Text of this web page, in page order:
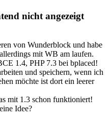
nicht angezeigt
von Wunderblock und habe
mit WB am laufen.
1.4, PHP 7.3 bei bplaced!
und speichern, wenn ich
möchte ist dort ein leerer
mit 1.3 schon funktioniert!
Idee?